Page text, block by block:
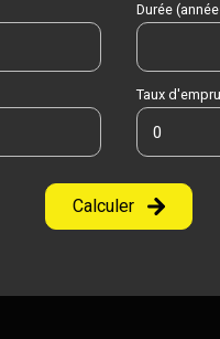
Durée
Taux
Calculer